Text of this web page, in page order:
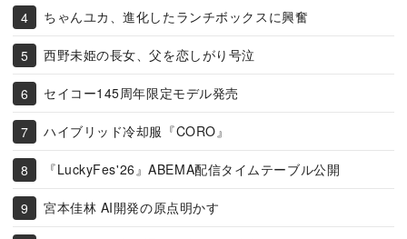
ちゃんユカ、進化したランチボックスに興奮
西野未姫の長女、父を恋しがり号泣
セイコー145周年限定モデル発売
ハイブリッド冷却服『CORO』
『LuckyFes'26』ABEMA配信タイムテーブル公開
宮本佳林 AI開発の原点明かす